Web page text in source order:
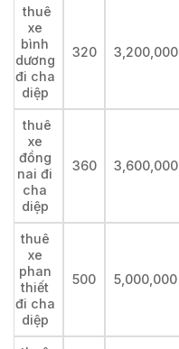
thuê
xe
bình
dương
đi cha
diệp
320 3,200,000
thuê
xe
đồng
nai đi
cha
diệp
360 3,600,000
thuê
xe
phan
thiết
đi cha
diệp
500 5,000,000